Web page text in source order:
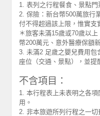
1. 表列之行程餐食、景點門
2. 保險：新台幣500萬旅行
付不得超過該上限，惟實支
＊旅客未滿15歲或70歲以
幣200萬元、意外醫療保額
3. 未滿2 足歲之嬰兒費用包
座位（交通、景點），並提
不含項目：
1. 本行程表上未表明之各
用。
2. 非本旅遊所列行程之一